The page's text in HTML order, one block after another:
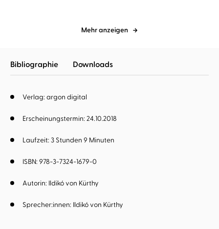
Mehr anzeigen
Bibliographie Downloads
Verlag: argon digital
Erscheinungstermin: 24.10.2018
Laufzeit: 3 Stunden 9 Minuten
ISBN: 978-3-7324-1679-0
Autorin: Ildikó von Kürthy
Sprecher:innen: Ildikó von Kürthy